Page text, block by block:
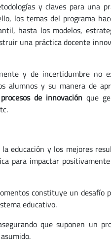
y claves para una
los temas del programa
hasta los modelos,
una práctica docente
y de incertidumbre no
alumnos y su manera de
procesos de innovación que
educación y los mejores
para impactar
constituye un desafío
educativo.
que suponen un